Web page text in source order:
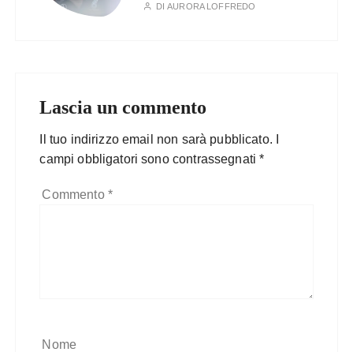
DIAURORA LOFFREDO
Lascia un commento
Il tuo indirizzo email non sarà pubblicato.
campi obbligatori sono contrassegnati*
Commento *
Nome